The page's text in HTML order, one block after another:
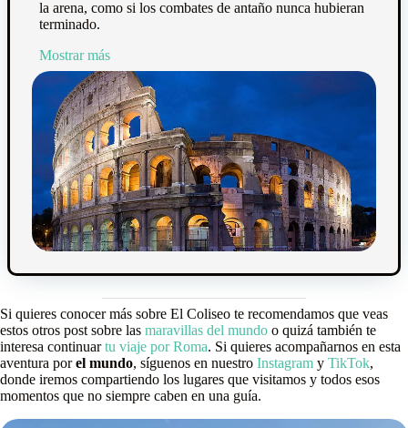
la arena, como si los combates de antaño nunca hubieran
terminado.
Mostrar más
Si quieres conocer más sobre El Coliseo te recomendamos que veas
estos otros post sobre las maravillas del mundo o quizá también te
interesa continuartu viaje por Roma. Si quieres acompañarnos en esta
aventura porel mundo, síguenos en nuestro Instagram y TikTok,
donde iremos compartiendo los lugares que visitamos y todos esos
momentos que no siempre caben en una guía.